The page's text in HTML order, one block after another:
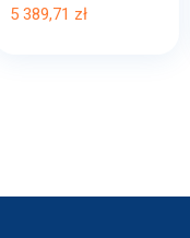
5 389,71 zł